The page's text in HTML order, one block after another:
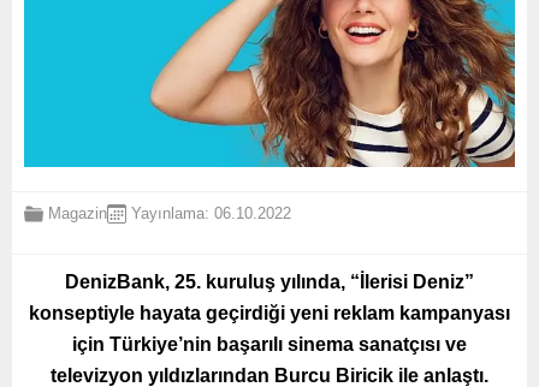
Magazin Yayınlama: 06.10.2022
DenizBank, 25. kuruluş yılında, “İlerisi Deniz”
konseptiyle hayata geçirdiği yeni reklam kampanyası
için Türkiye’nin başarılı sinema sanatçısı ve
televizyon yıldızlarından Burcu Biricik ile anlaştı.